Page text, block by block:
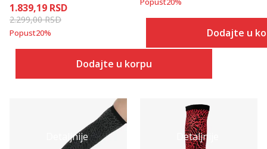
1.839,19 RSD
2.299,00RSD
Popust20%
Dodajte u korpu
Dodajte u
Detaljnije
Detaljnije